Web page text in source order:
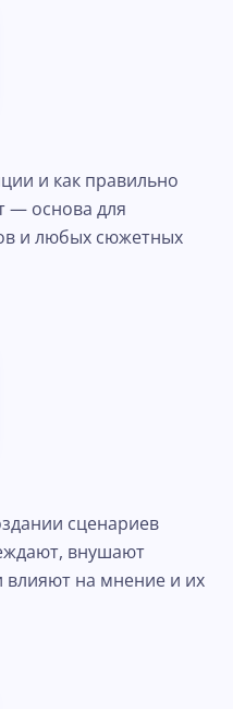
и как правильно
— основа для
и любых сюжетных
сценариев
внушают
на мнение и их